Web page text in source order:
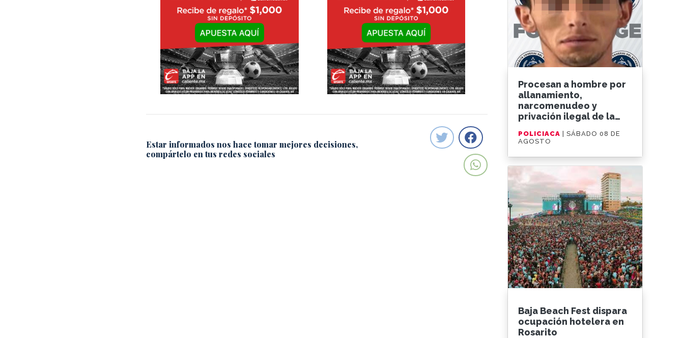
Estar informados nos hace tomar mejores decisiones,
compártelo en tus redes sociales
Procesan a hombre por
allanamiento,
narcomenudeo y
privación ilegal de la
POLICIACA
| SÁBADO 08 DE
AGOSTO
Baja Beach Fest dispara
ocupación hotelera en
Rosarito